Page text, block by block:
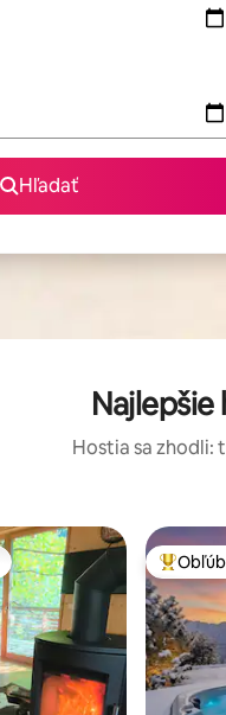
Hľadať
Hostia sa zhodli: